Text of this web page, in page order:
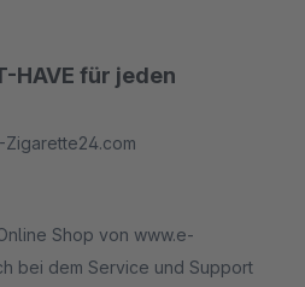
HAVE für jeden
Zigarette24.com
Shop von www.e-
bei dem Service und Support